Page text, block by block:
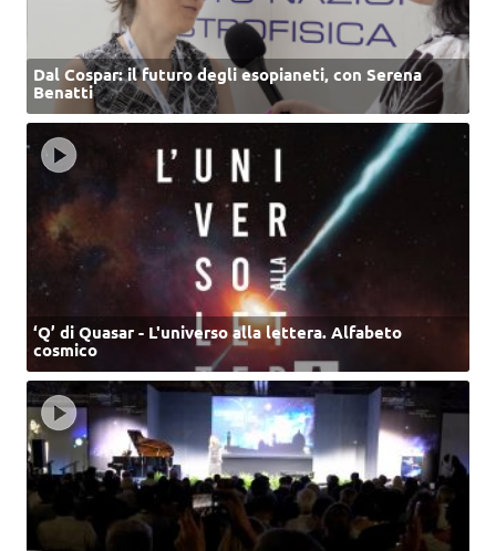
Dal Cospar: il futuro degli esopianeti, con Serena
Benatti
‘Q’ di Quasar - L'universo alla lettera. Alfabeto
cosmico